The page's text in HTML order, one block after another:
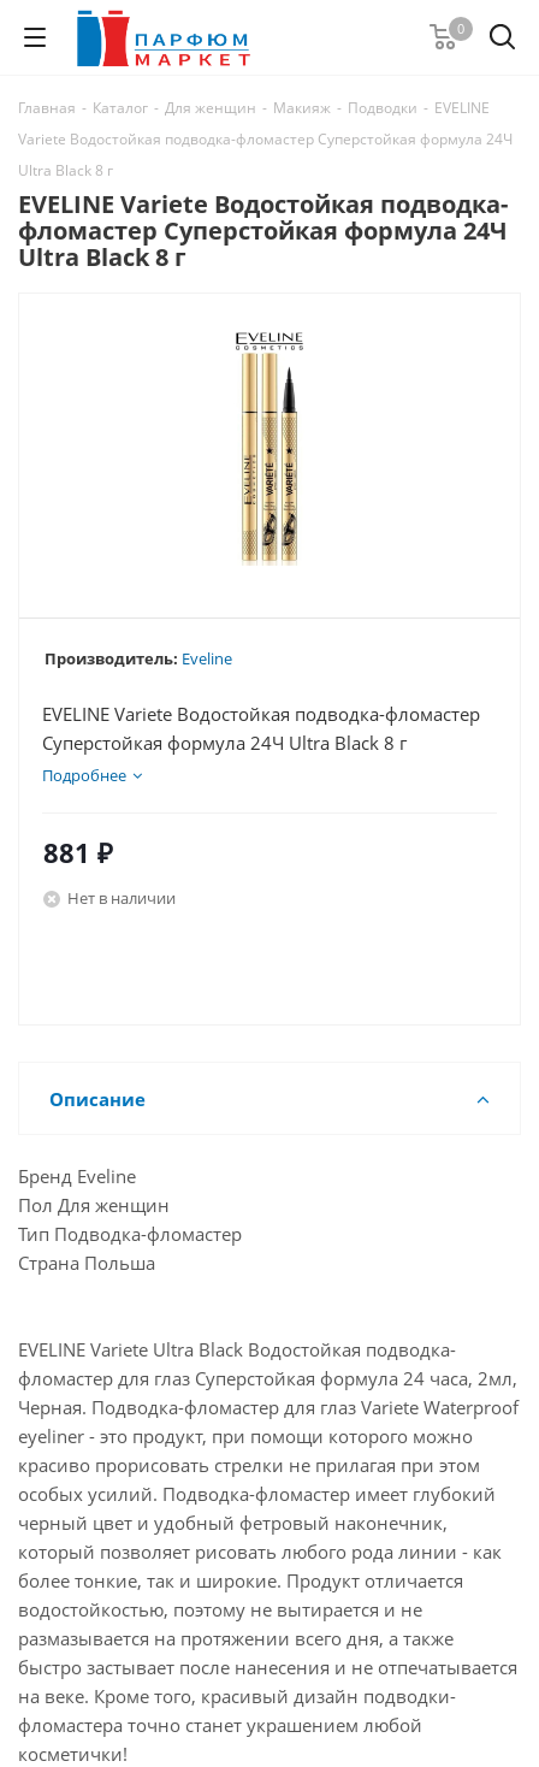
0
Главная - Каталог - Для женщин - Макияж - Подводки - EVELINE
Variete Водостойкая подводка-фломастер Суперстойкая формула 24Ч
Ultra Black 8 г
EVELINE Variete Водостойкая подводка-
фломастер Суперстойкая формула 24Ч
Ultra Black 8 г
Производитель: Eveline
EVELINE Variete Водостойкая подводка-фломастер
Суперстойкая формула 24Ч Ultra Black 8 г
Подробнее
881 ₽
Нет в наличии
Описание
Бренд Eveline
Пол Для женщин
Тип Подводка-фломастер
Страна Польша
EVELINE Variete Ultra Black Водостойкая подводка-
фломастер для глаз Суперстойкая формула 24 часа, 2мл,
Черная. Подводка-фломастер для глаз Variete Waterproof
eyeliner - это продукт, при помощи которого можно
красиво прорисовать стрелки не прилагая при этом
особых усилий. Подводка-фломастер имеет глубокий
черный цвет и удобный фетровый наконечник,
который позволяет рисовать любого рода линии - как
более тонкие, так и широкие. Продукт отличается
водостойкостью, поэтому не вытирается и не
размазывается на протяжении всего дня, а также
быстро застывает после нанесения и не отпечатывается
на веке. Кроме того, красивый дизайн подводки-
фломастера точно станет украшением любой
косметички!